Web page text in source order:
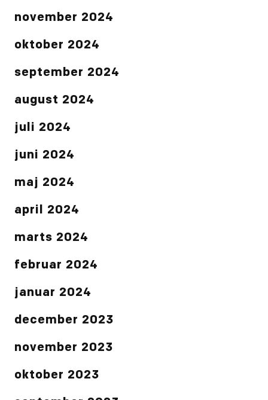
november 2024
oktober 2024
september 2024
august 2024
juli 2024
juni 2024
maj 2024
april 2024
marts 2024
februar 2024
januar 2024
december 2023
november 2023
oktober 2023